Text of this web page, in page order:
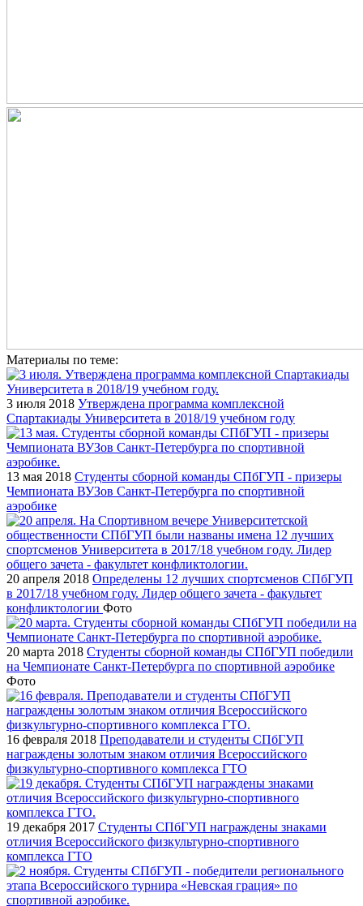
Материалы по теме:
3 июля 2018 Утверждена программа комплексной
Спартакиады Университета в 2018/19 учебном году
13 мая 2018 Студенты сборной команды СПбГУП - призеры
Чемпионата ВУЗов Санкт-Петербурга по спортивной
аэробике
20 апреля 2018 Определены 12 лучших спортсменов СПбГУП
в 2017/18 учебном году. Лидер общего зачета - факультет
конфликтологии Фото
20 марта 2018 Студенты сборной команды СПбГУП победили
на Чемпионате Санкт-Петербурга по спортивной аэробике
Фото
16 февраля 2018 Преподаватели и студенты СПбГУП
награждены золотым знаком отличия Всероссийского
физкультурно-спортивного комплекса ГТО
19 декабря 2017 Cтуденты СПбГУП награждены знаками
отличия Всероссийского физкультурно-спортивного
комплекса ГТО